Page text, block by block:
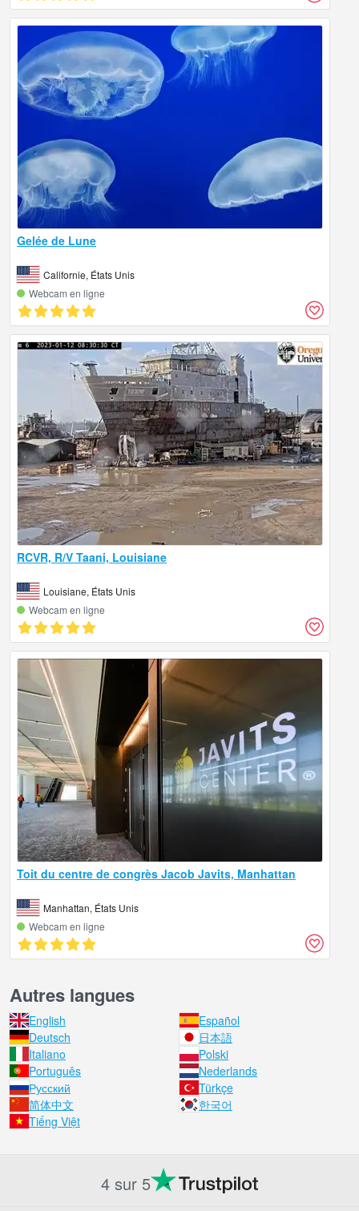
Gelée de Lune
Californie, États Unis
Webcam en ligne
RCVR, R/V Taani, Louisiane
Louisiane, États Unis
Webcam en ligne
Toit du centre de congrès Jacob Javits, Manhattan
Manhattan, États Unis
Webcam en ligne
Autres langues
English
Español
Deutsch
日本語
Italiano
Polski
Português
Nederlands
Русский
Türkçe
简体中文
한국어
Tiếng Việt
4 sur 5